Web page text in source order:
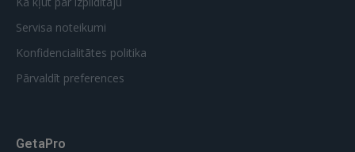
Servisa noteikumi
Konfidencialitātes politika
Pārvaldīt preferences
GetaPro